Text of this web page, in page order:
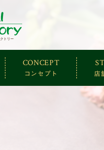
ルファク
CONCEPT
コンセプト 店